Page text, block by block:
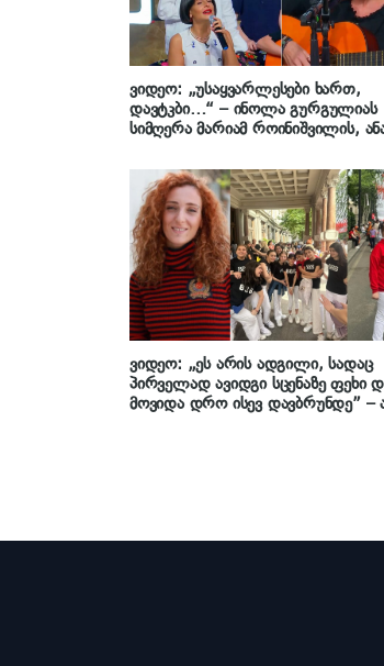
ვიდეო: „უსაყვარლესები ხართ,
დავტკბი…“ – ინოლა გურგულიას
სიმღერა მარიამ როინიშვილის,
ანდრია ფუტკარაძის შესრულებით
ვიდეო: „ეს არის ადგილი, სადაც
პირველად ავიდგი სცენაზე ფეხი
მოვიდა დრო ისევ დავბრუნდე” –